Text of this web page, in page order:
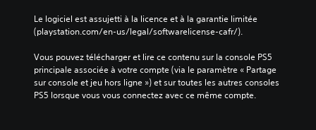
Le logiciel est assujetti à la licence et à la garantie limitée
(playstation.com/en-us/legal/softwarelicense-cafr/).
Vous pouvez télécharger et lire ce contenu sur la console PS5
principale associée à votre compte (via le paramètre « Partage
sur console et jeu hors ligne ») et sur toutes les autres consoles
PS5 lorsque vous vous connectez avec ce même compte.